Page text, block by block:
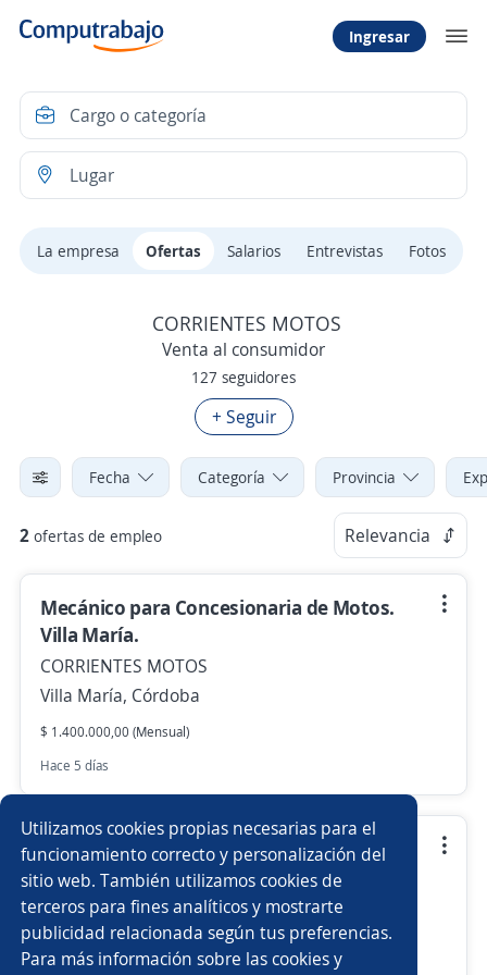
Utilizamos cookies propias necesarias para el
funcionamiento correcto y personalización del
sitio web. También utilizamos cookies de
terceros para fines analíticos y mostrarte
publicidad relacionada según tus preferencias.
Para más información sobre las cookies y
Ingresar
La empresa Ofertas Salarios Entrevistas Fotos
CORRIENTES MOTOS
Venta al consumidor
127 seguidores
+ Seguir
Fecha Categoría Provincia
2 ofertas de empleo Relevancia
Mecánico para Concesionaria de Motos.
Villa María.
CORRIENTES MOTOS
Villa María, Córdoba
$ 1.400.000,00 (Mensual)
Hace 5 días
Cajera/o para concesionaria de motos.
Córdoba Capital.
CORRIENTES MOTOS
Córdoba, Córdoba